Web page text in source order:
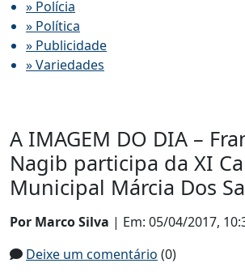
» Polícia
» Política
» Publicidade
» Variedades
A IMAGEM DO DIA –
Nagib participa da XI
Municipal Márcia Dos
Por Marco Silva | Em: 05/04/2017,
Deixe um comentário (0)